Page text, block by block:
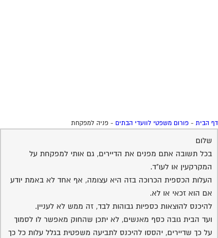
הבית- פורום משפטי לוועדי הבתים- פניה למפקחת
שלום
בכל תשובה אתם מפנים את הדיירים, גם אותי למפקחת על
המקרקעין או לעו"ד.
העלות הכספית הכרוכה בזה היא עצומה, אף אחד לא באמת יודע
אם הוא זכאי או לא.
להיכנס להוצאות כספיות גבוהות לבד, זה ממש לא לעניין.
ועד הבית גובה כסף מאנשים, לא יתכן שהחוק מאפשר לו לסמוך
על כך שדיירים, יהססו להיכנס לתביעה משפטית בגלל עלות כל כך